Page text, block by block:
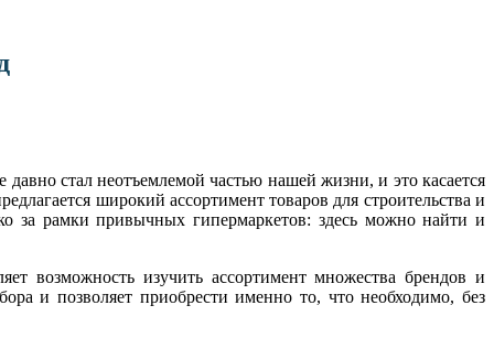
стал неотъемлемой частью нашей жизни, и это касается
широкий ассортимент товаров для строительства и
за рамки привычных гипермаркетов: здесь можно найти и
возможность изучить ассортимент множества брендов и
и позволяет приобрести именно то, что необходимо, без